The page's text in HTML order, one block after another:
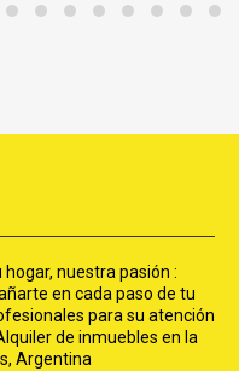
hogar, nuestra pasión :
en cada paso de tu
para su atención
de inmuebles en la
Argentina